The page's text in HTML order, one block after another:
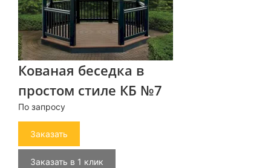
Кованая беседка в
простом стиле КБ №7
По запросу
Заказать
Заказать в 1 клик